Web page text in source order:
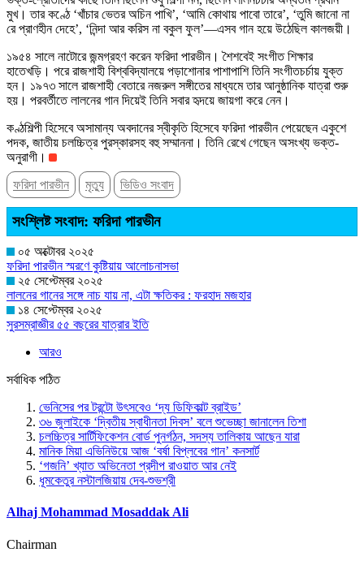
মুখ। তার কণ্ঠে ‘খাঁচার ভেতর অচিন পাখি’, ‘আমি কোথায় পাবো তারে’, ‘তুমি জানো না
রে প্রাণহীন দেহে’, ‘নিন্দা আর করিস না বকুল ফুল’—এসব গান হয়ে উঠেছিল কালজয়ী।
১৯৫৪ সালে নাটোরে জন্মগ্রহণ করেন ফরিদা পারভীন। শৈশবেই সংগীত শিক্ষার
হাতেখড়ি। পরে রাজশাহী বিশ্ববিদ্যালয়ে পড়াশোনার পাশাপাশি তিনি সংগীতচর্চায় যুক্ত
হন। ১৯৭৩ সালে রাজশাহী বেতারে নজরুল সঙ্গীতের মাধ্যমে তার আনুষ্ঠানিক যাত্রা শুরু
হয়। পরবর্তীতে লালনের গান দিয়েই তিনি সবার হৃদয়ে জায়গা করে নেন।
কণ্ঠশিল্পী হিসেবে অসামান্য অবদানের স্বীকৃতি হিসেবে ফরিদা পারভীন পেয়েছেন একুশে
পদক, জাতীয় চলচ্চিত্র পুরস্কারসহ বহু সম্মাননা। তিনি রেখে গেছেন অসংখ্য ভক্ত-
অনুরাগী।
ফরিদা পারভীন
মৃত্যু ভিডিও সংবাদ
সংশ্লিষ্ট সংবাদ: ফরিদা পারভীন
০৫ অক্টোবর ২০২৫
ফরিদা পারভীন স্মরণে কুষ্টিয়ায় আলোচনাসভা
২৫ সেপ্টেম্বর ২০২৫
লালনের গানের সঙ্গে নাচ যায় না, এটা ক্ষতিকর : ফরহাদ মজহার
১৪ সেপ্টেম্বর ২০২৫
সুরসম্রাজ্ঞীর ৫৫ বছরের যাত্রার ইতি
আরও
সর্বাধিক পঠিত
ভেনিসের পর টরন্টো উৎসবেও ‘দ্য ডিফিকাল্ট ব্রাইড’
৩৬ জুলাইকে ‘দ্বিতীয় স্বাধীনতা দিবস’ বলে শুভেচ্ছা জানালেন তিশা
চলচ্চিত্র সার্টিফিকেশন বোর্ড পুনর্গঠন, সদস্য তালিকায় আছেন যারা
মানিক মিয়া এভিনিউয়ে আজ ‘বর্ষা বিপ্লবের গান’ কনসার্ট
‘গজনি’ খ্যাত অভিনেতা প্রদীপ রাওয়াত আর নেই
ধূমকেতুর নস্টালজিয়ায় দেব-শুভশ্রী
Alhaj Mohammad Mosaddak Ali
Chairman